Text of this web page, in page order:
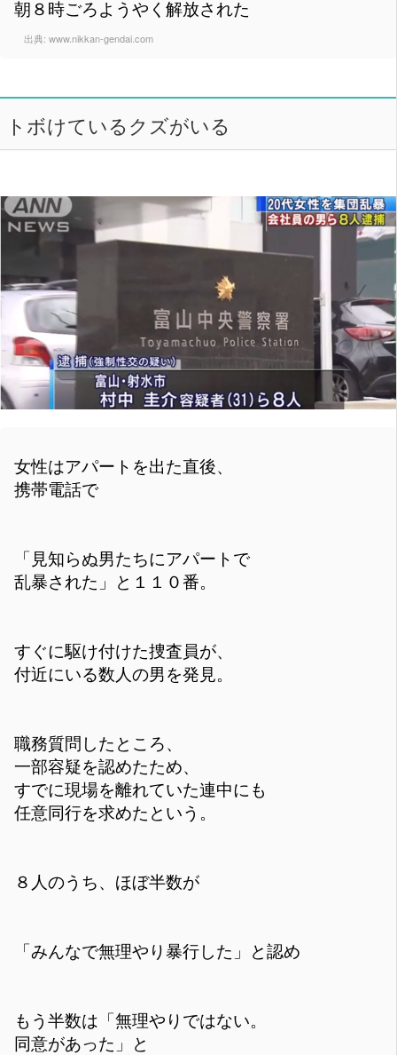
朝８時ごろようやく解放された
出典: www.nikkan-gendai.com
トボけているクズがいる
女性はアパートを出た直後、
携帯電話で
「見知らぬ男たちにアパートで
乱暴された」と１１０番。
すぐに駆け付けた捜査員が、
付近にいる数人の男を発見。
職務質問したところ、
一部容疑を認めたため、
すでに現場を離れていた連中にも
任意同行を求めたという。
８人のうち、ほぼ半数が
「みんなで無理やり暴行した」と認め
もう半数は「無理やりではない。
同意があった」と